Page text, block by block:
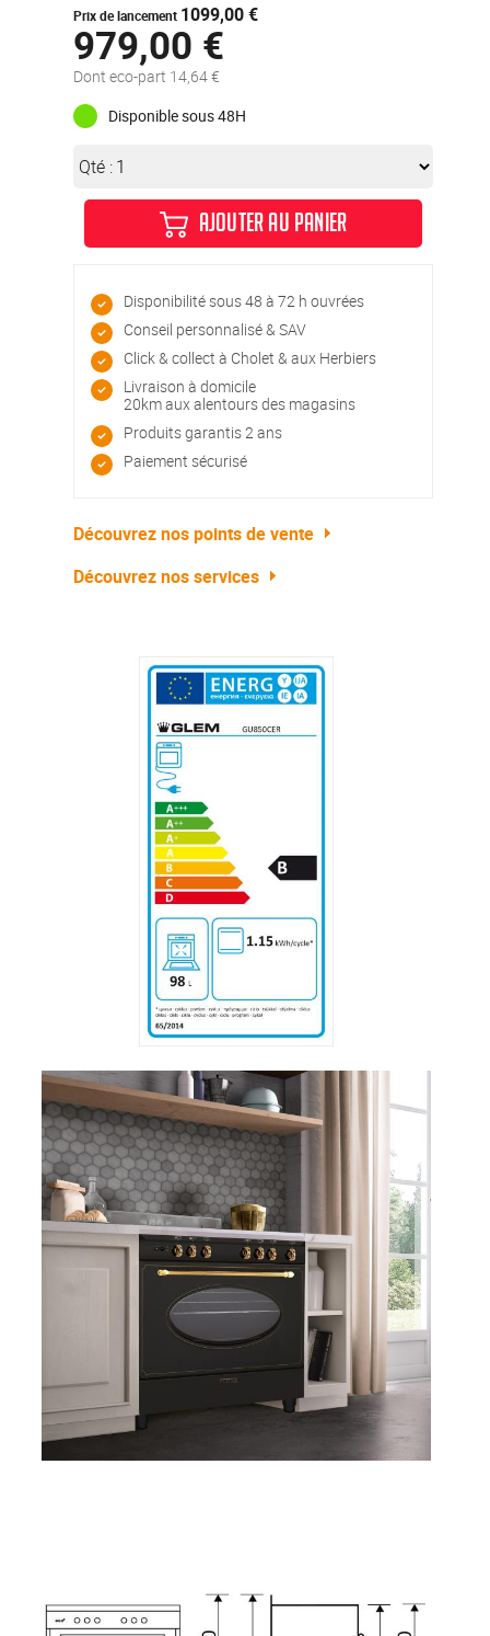
Prix de lancement 1099,00 €
979,00 €
Dont eco-part 14,64 €
Disponible sous 48H
Qté :
AJOUTER AU PANIER
Disponibilité sous 48 à 72 h ouvrées
Conseil personnalisé & SAV
Click & collect à Cholet & aux Herbiers
Livraison à domicile
20km aux alentours des magasins
Produits garantis 2 ans
Paiement sécurisé
Découvrez nos points de vente
Découvrez nos services